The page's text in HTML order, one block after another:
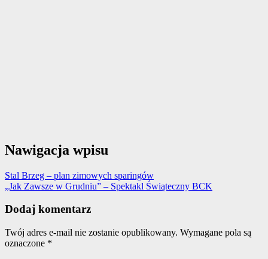
Nawigacja wpisu
Stal Brzeg – plan zimowych sparingów
„Jak Zawsze w Grudniu” – Spektakl Świąteczny BCK
Dodaj komentarz
Twój adres e-mail nie zostanie opublikowany. Wymagane pola są
oznaczone *